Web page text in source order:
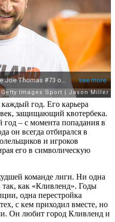
год. Его карьера
защищающий квотербека.
– с момента попадания в
он всегда отбирался в
и игроков
его в символическую
команде лиги. Ни одна
так, как «Кливленд». Годы
одна перестройка
с кем приходил вместе, но
Он любит город Кливленд и